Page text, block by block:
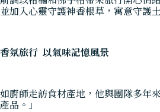
並加入心靈守護神香根草，寓意守護
香氛旅行 以氣味記憶風景
如廚師走訪食材產地，他與團隊多年
產品。」